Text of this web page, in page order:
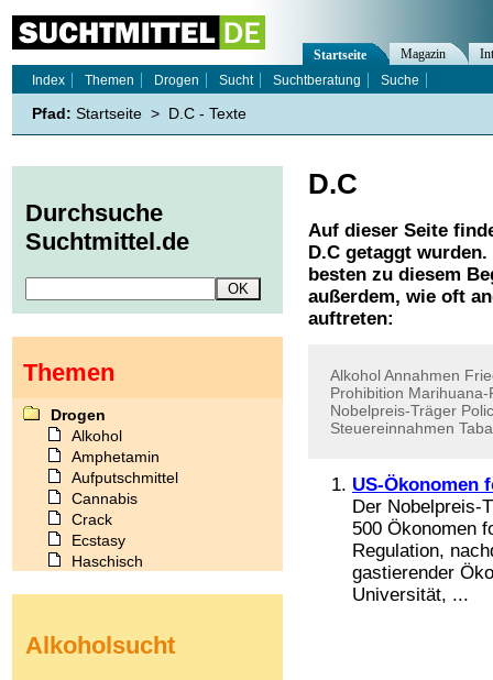
D.C
Auf dieser Seite
D.C getaggt wurden.
besten zu diesem
außerdem, wie oft
auftreten:
AlkoholAnnahmen
Prohibition Marihuana-
Nobelpreis-Träger
Steuereinnahmen
US-Ökonomen
Der Nobelpreis-
500 Ökonomen
Regulation,
gastierender
Universität, ...
Startseite Magazin
Index
Themen Drogen Sucht Suchtberatung Suche
Pfad: Startseite > D.C - Texte
Durchsuche
Suchtmittel.de
Themen
Drogen
Alkohol
Amphetamin
Aufputschmittel
Cannabis
Crack
Ecstasy
Haschisch
Kokain
Alkoholsucht